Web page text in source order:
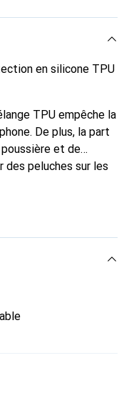
en silicone TPU
TPU empêche la
De plus, la part
et de
des peluches sur les